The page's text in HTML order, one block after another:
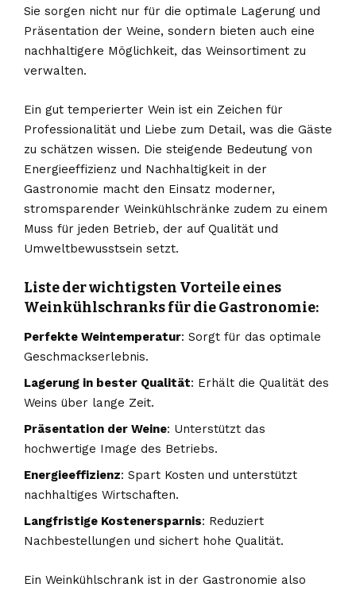
Sie sorgen nicht nur für die optimale Lagerung und
Präsentation der Weine, sondern bieten auch eine
nachhaltigere Möglichkeit, das Weinsortiment zu
verwalten.
Ein gut temperierter Wein ist ein Zeichen für
Professionalität und Liebe zum Detail, was die Gäste
zu schätzen wissen. Die steigende Bedeutung von
Energieeffizienz und Nachhaltigkeit in der
Gastronomie macht den Einsatz moderner,
stromsparender Weinkühlschränke zudem zu einem
Muss für jeden Betrieb, der auf Qualität und
Umweltbewusstsein setzt.
Liste der wichtigsten Vorteile eines
Weinkühlschranks für die Gastronomie:
Perfekte Weintemperatur: Sorgt für das optimale
Geschmackserlebnis.
Lagerung in bester Qualität: Erhält die Qualität des
Weins über lange Zeit.
Präsentation der Weine: Unterstützt das
hochwertige Image des Betriebs.
Energieeffizienz: Spart Kosten und unterstützt
nachhaltiges Wirtschaften.
Langfristige Kostenersparnis: Reduziert
Nachbestellungen und sichert hohe Qualität.
Ein Weinkühlschrank ist in der Gastronomie also